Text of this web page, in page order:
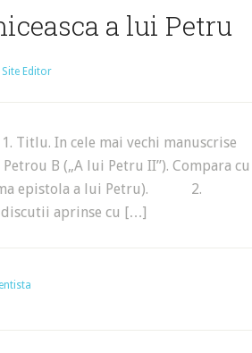
a lui Petru
Site Editor
In cele mai vechi manuscrise
B („A lui Petru II”). Compara cu
epistola a lui Petru). 2.
aprinse cu […]